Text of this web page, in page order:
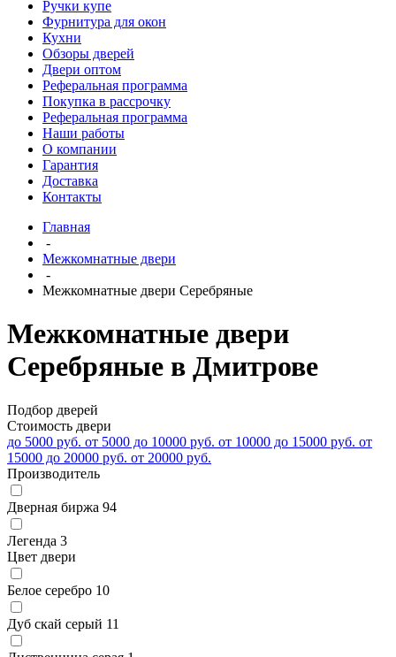
Ручки купе
Фурнитура для окон
Кухни
Обзоры дверей
Двери оптом
Реферальная программа
Покупка в рассрочку
Реферальная программа
Наши работы
О компании
Гарантия
Доставка
Контакты
Главная
-
Межкомнатные двери
-
Межкомнатные двери Серебряные
Межкомнатные двери
Серебряные в Дмитрове
Подбор дверей
Стоимость двери
до 5000 руб. от 5000 до 10000 руб. от 10000 до 15000 руб. от
15000 до 20000 руб. от 20000 руб.
Производитель
Дверная биржа 94
Легенда 3
Цвет двери
Белое серебро 10
Дуб скай серый 11